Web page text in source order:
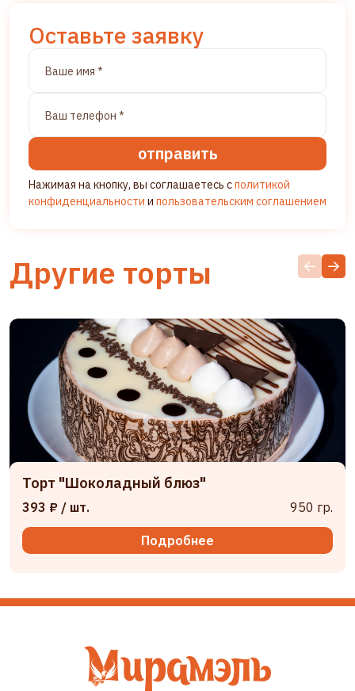
Оставьте заявку
отправить
Нажимая на кнопку, вы соглашаетесь сполитикой
конфиденциальности и пользовательским соглашением
Другие торты
Торт "Шоколадный блюз"
393 ₽ / шт. 950 гр.
Подробнее